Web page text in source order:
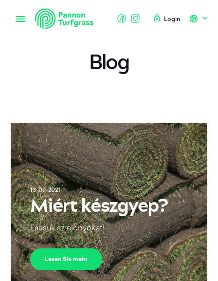
Login
Blog
13-09-2021
Miért készgyep?
Lássuk az előnyöket!
Lesen Sie mehr